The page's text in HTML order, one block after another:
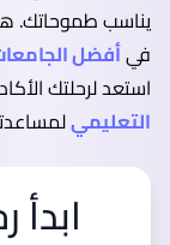
يناسب طموحاتك.
فيأفضل
استعد لرحلتك
التعليمي